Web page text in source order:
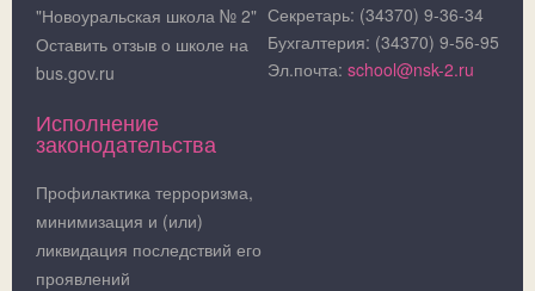
"Новоуральская школа № 2"
Оставить отзыв о школе на
bus.gov.ru
Исполнение
законодательства
Профилактика терроризма,
минимизация и (или)
ликвидация последствий его
проявлений
Секретарь: (34370) 9-36-34
Бухгалтерия: (34370) 9-56-95
Эл.почта: school@nsk-2.ru